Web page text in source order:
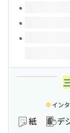
紙 デ
イン